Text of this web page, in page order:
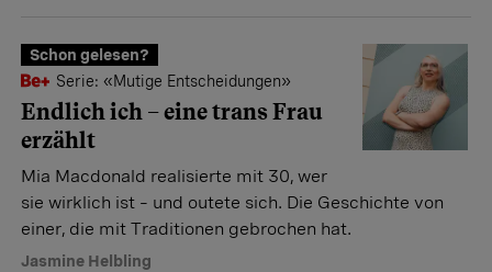
Schon gelesen?
Serie: «Mutige Entscheidungen»
Endlich ich – eine trans Frau
erzählt
Mia Macdonald realisierte mit 30, wer
sie wirklich ist – und outete sich. Die Geschichte von
einer, die mit Traditionen gebrochen hat.
Jasmine Helbling